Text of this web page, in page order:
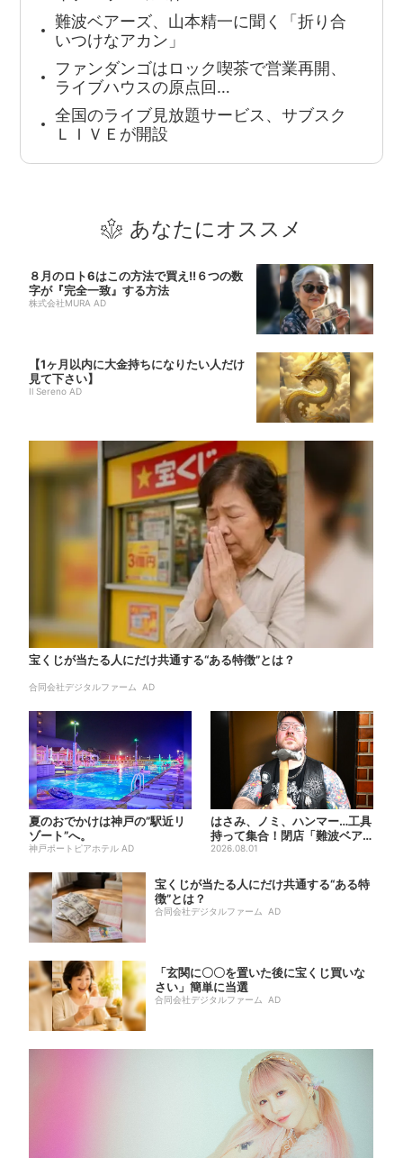
難波ベアーズ、山本精一に聞く「折り合
いつけなアカン」
ファンダンゴはロック喫茶で営業再開、
ライブハウスの原点回…
全国のライブ見放題サービス、サブスク
ＬＩＶＥが開設
あなたにオススメ
８月のロト6はこの方法で買え!!６つの数
字が『完全一致』する方法
株式会社MURA AD
【1ヶ月以内に大金持ちになりたい人だけ
見て下さい】
Il Sereno AD
宝くじが当たる人にだけ共通する“ある特徴”とは？
合同会社デジタルファーム AD
夏のおでかけは神戸の”駅近リ
ゾート”へ。
神戸ポートピアホテル AD
はさみ、ノミ、ハンマー…工具
持って集合！閉店「難波ベア
ーズ」最終日400人超…最...
2026.08.01
宝くじが当たる人にだけ共通する“ある特
徴”とは？
合同会社デジタルファーム AD
「玄関に〇〇を置いた後に宝くじ買いな
さい」簡単に当選
合同会社デジタルファーム AD